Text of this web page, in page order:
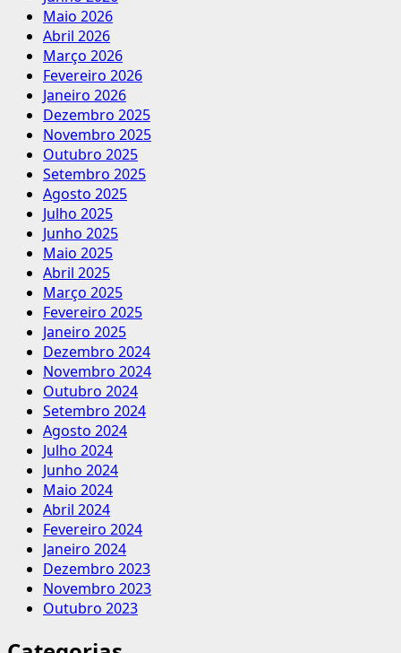
Maio 2026
Abril 2026
Março 2026
Fevereiro 2026
Janeiro 2026
Dezembro 2025
Novembro 2025
Outubro 2025
Setembro 2025
Agosto 2025
Julho 2025
Junho 2025
Maio 2025
Abril 2025
Março 2025
Fevereiro 2025
Janeiro 2025
Dezembro 2024
Novembro 2024
Outubro 2024
Setembro 2024
Agosto 2024
Julho 2024
Junho 2024
Maio 2024
Abril 2024
Fevereiro 2024
Janeiro 2024
Dezembro 2023
Novembro 2023
Outubro 2023